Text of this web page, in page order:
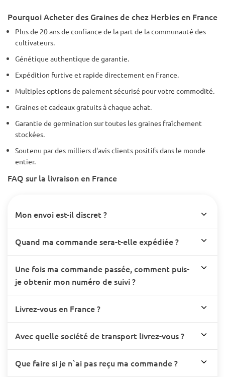
Pourquoi Acheter des Graines de chez Herbies en France
Plus de 20 ans de confiance de la part de la communauté des
cultivateurs.
Génétique authentique de garantie.
Expédition furtive et rapide directement en France.
Multiples options de paiement sécurisé pour votre commodité.
Graines et cadeaux gratuits à chaque achat.
Garantie de germination sur toutes les graines fraîchement
stockées.
Soutenu par des milliers d'avis clients positifs dans le monde
entier.
FAQ sur la livraison en France
Mon envoi est-il discret ?
Quand ma commande sera-t-elle expédiée ?
Une fois ma commande passée, comment puis-
je obtenir mon numéro de suivi ?
Livrez-vous en France ?
Avec quelle société de transport livrez-vous ?
Que faire si je n`ai pas reçu ma commande ?